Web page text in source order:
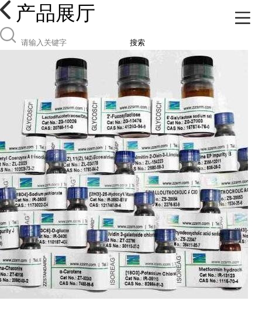
产品展厅
搜索